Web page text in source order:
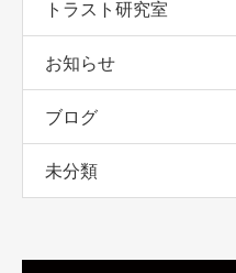
トラスト研究室
お知らせ
ブログ
未分類